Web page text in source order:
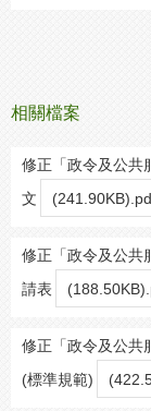
相關檔案
修正「政令及公共
文
修正「政令及公共
請表
修正「政令及公共
(標準規範)